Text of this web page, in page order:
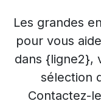
Les grandes
pour vous
dans {ligne2},
sélection
Contactez-